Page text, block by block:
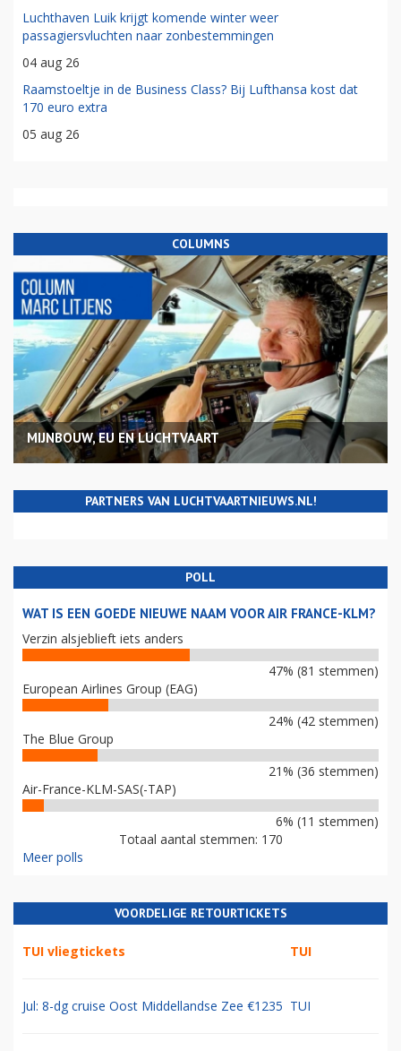
Luchthaven Luik krijgt komende winter weer
passagiersvluchten naar zonbestemmingen
04 aug 26
Raamstoeltje in de Business Class? Bij Lufthansa kost dat
170 euro extra
05 aug 26
COLUMNS
MIJNBOUW, EU EN LUCHTVAART
PARTNERS VAN LUCHTVAARTNIEUWS.NL!
POLL
WAT IS EEN GOEDE NIEUWE NAAM VOOR AIR FRANCE-KLM?
Verzin alsjeblieft iets anders
47% (81 stemmen)
European Airlines Group (EAG)
24% (42 stemmen)
The Blue Group
21% (36 stemmen)
Air-France-KLM-SAS(-TAP)
6% (11 stemmen)
Totaal aantal stemmen: 170
Meer polls
VOORDELIGE RETOURTICKETS
TUI vliegtickets TUI
Jul: 8-dg cruise Oost Middellandse Zee €1235 TUI